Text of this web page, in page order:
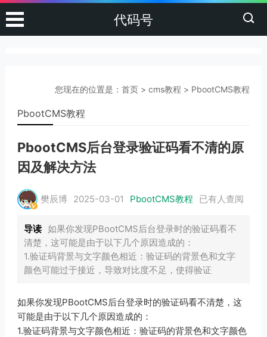
代码号
您现在的位置是：首页 >cms教程 > PbootCMS教程
PbootCMS教程
PbootCMS后台登录验证码看不清的原
因及解决方法
樊辰博 2025-03-01 PbootCMS教程 已有人查阅
导读 如果你发现PBootCMS后台登录时的验证码看不
清楚，这可能是由于以下几个原因造成的：
1.验证码背景与文字颜色相近：验证码的背景色和文字
颜色可能过于接近，导致对比度不足，使得验证
如果你发现PBootCMS后台登录时的验证码看不清楚，这
可能是由于以下几个原因造成的：
1.验证码背景与文字颜色相近：验证码的背景色和文字颜色